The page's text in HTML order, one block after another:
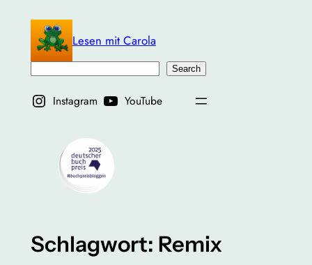
springen
Lesen mit Carola
Search
Instagram YouTube
Schlagwort: Remix